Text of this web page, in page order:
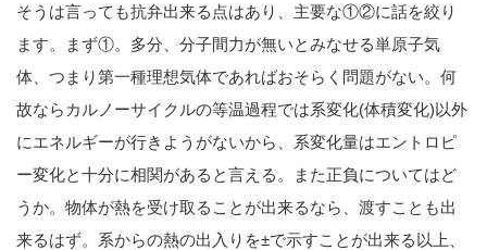
そうは言っても抗弁出来る点はあり、主要な①②に話を絞り
ます。まず①。多分、分子間力が無いとみなせる単原子気
体、つまり第一種理想気体であればおそらく問題がない。何
故ならカルノーサイクルの等温過程では系変化(体積変化)以外
にエネルギーが行きようがないから、系変化量はエントロピ
ー変化と十分に相関があると言える。また正負についてはど
うか。物体が熱を受け取ることが出来るなら、渡すことも出
来るはず。系からの熱の出入りを±で示すことが出来る以上、